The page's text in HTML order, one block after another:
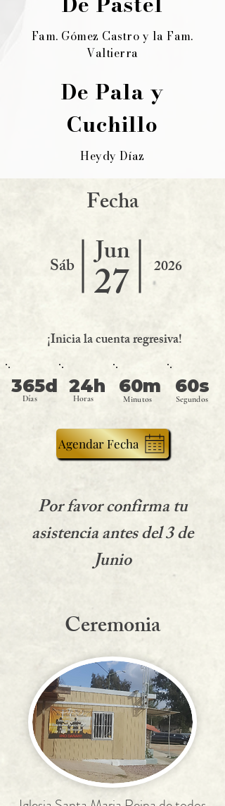
Fam. Gómez Castro y la Fam.
Valtierra
De Pala y
Cuchillo
Heydy Díaz
Fecha
2026
27
Jun
Sáb
¡Inicia la cuenta regresiva!
365d 24h 60m 60s
Días Horas Minutos Segundos
Agendar Fecha
Por favor confirma tu
asistencia antes del 3 de
Junio
Ceremonia